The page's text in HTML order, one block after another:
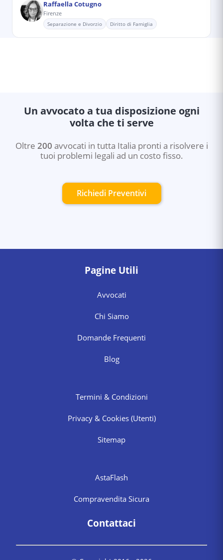
Raffaella Cotugno
Firenze
Separazione e Divorzio Diritto di Famiglia
Un avvocato a tua disposizione ogni
volta che ti serve
Oltre 200 avvocati in tutta Italia pronti a risolvere i
tuoi problemi legali ad un costo fisso.
Richiedi Preventivi
Pagine Utili
Avvocati
Chi Siamo
Domande Frequenti
Blog
Termini & Condizioni
Privacy & Cookies (Utenti)
Sitemap
AstaFlash
Compravendita Sicura
Contattaci